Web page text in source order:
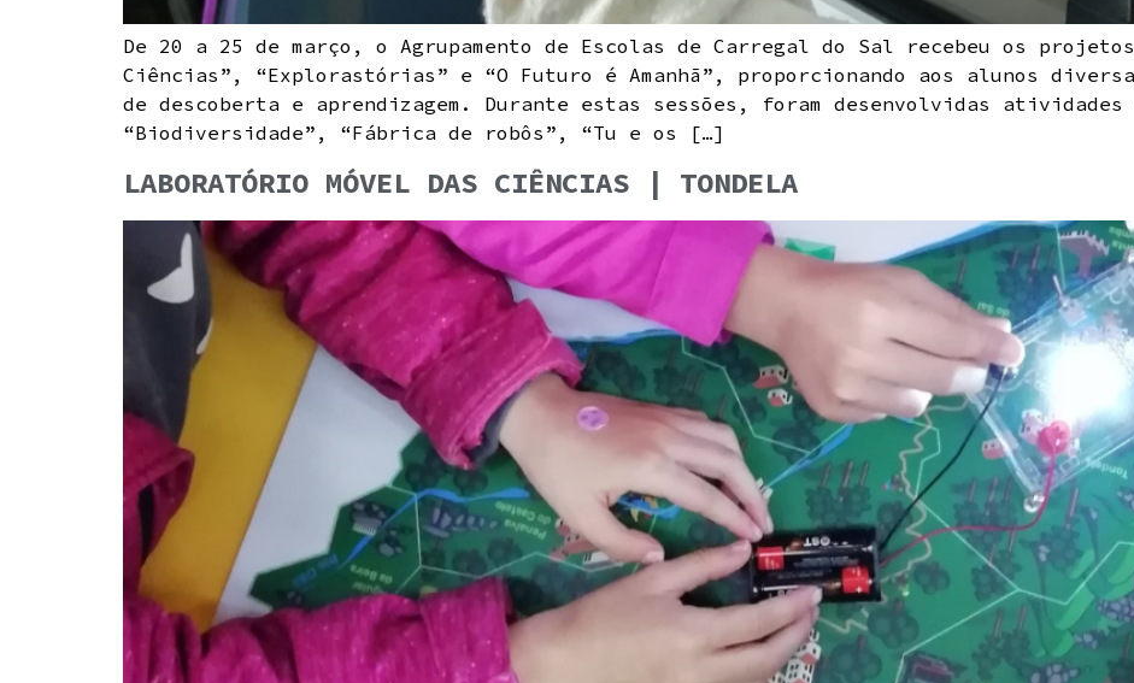
De 20 a 25 de março, o Agrupamento de Escolas de Carregal do Sal recebeu os
Ciências”, “Explorastórias” e “O Futuro é Amanhã”, proporcionando aos alunos
de descoberta e aprendizagem. Durante estas sessões, foram desenvolvidas atividades
“Biodiversidade”, “Fábrica de robôs”, “Tu e os […]
LABORATÓRIO MÓVEL DAS CIÊNCIAS | TONDELA